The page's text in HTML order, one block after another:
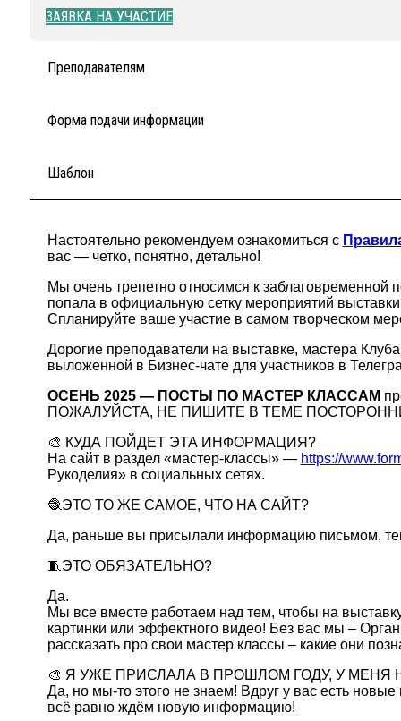
ЗАЯВКА НА УЧАСТИЕ
Преподавателям
Форма подачи информации
Шаблон
Настоятельно рекомендуем ознакомиться с
вас — четко, понятно, детально!
Мы очень трепетно относимся к
попала в официальную сетку мероприятий
Спланируйте ваше участие в самом творческом
Дорогие преподаватели на выставке, мастера
выложенной в Бизнес-чате для участников в
ОСЕНЬ 2025 — ПОСТЫ ПО МАСТЕР КЛАССАМ
ПОЖАЛУЙСТА, НЕ ПИШИТЕ В ТЕМЕ
🎨 КУДА ПОЙДЕТ ЭТА ИНФОРМАЦИЯ?
На сайт в раздел «мастер-классы» — https://
Рукоделия» в социальных сетях.
🧶ЭТО ТО ЖЕ САМОЕ, ЧТО НА САЙТ?
Да, раньше вы присылали информацию письмом,
🧵ЭТО ОБЯЗАТЕЛЬНО?
Да.
Мы все вместе работаем над тем, чтобы на
картинки или эффектного видео! Без вас мы –
рассказать про свои мастер классы – какие они
🎨 Я УЖЕ ПРИСЛАЛА В ПРОШЛОМ ГОДУ, У
Да, но мы-то этого не знаем! Вдруг у вас есть
всё равно ждём новую информацию!